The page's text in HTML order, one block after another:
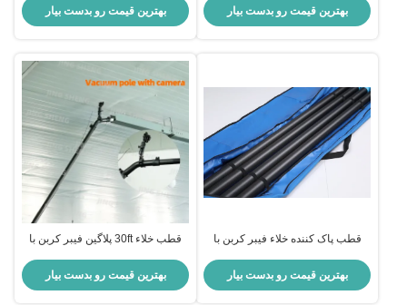
تجهیزات تمیز کردن خروجی موثر
برای حرفه ای
بهترین قیمت رو بدست بیار
شده برای افزایش کارایی تمیز کردن
خروجی
بهترین قیمت رو بدست بیار
قطب پاک کننده خلاء فیبر کربن با
غبار در محیط های صنعتی و اداری
طراحی شده است
بهترین قیمت رو بدست بیار
قطب خلاء 30ft پلاگین فیبر کربن با
OEM
بهترین قیمت رو بدست بیار